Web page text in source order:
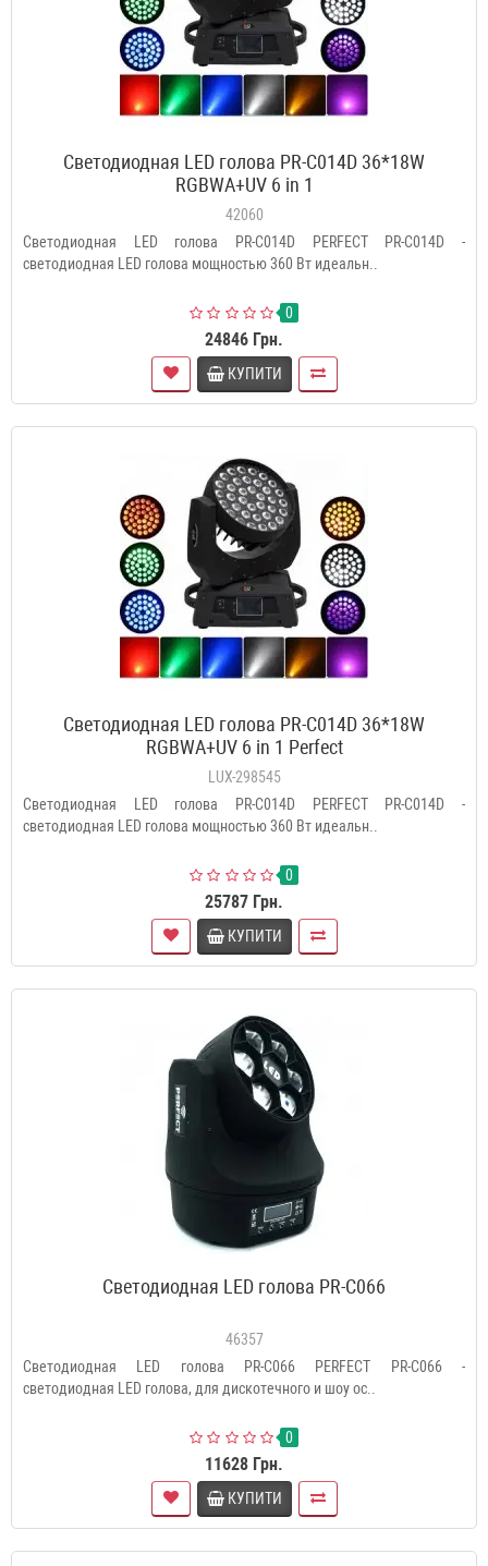
Светодиодная LED голова PR-C014D 36*18W
RGBWA+UV 6 in 1
42060
Светодиодная LED голова PR-C014D PERFECT PR-C014D -
светодиодная LED голова мощностью 360 Вт идеальн..
0
24846 Грн.
КУПИТИ
Светодиодная LED голова PR-C014D 36*18W
RGBWA+UV 6 in 1 Perfect
LUX-298545
Светодиодная LED голова PR-C014D PERFECT PR-C014D -
светодиодная LED голова мощностью 360 Вт идеальн..
0
25787 Грн.
КУПИТИ
Светодиодная LED голова PR-C066
46357
Светодиодная LED голова PR-C066 PERFECT PR-C066 -
светодиодная LED голова, для дискотечного и шоу ос..
0
11628 Грн.
КУПИТИ